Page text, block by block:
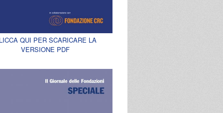
QUI PER SCARICARE LA
VERSIONE PDF